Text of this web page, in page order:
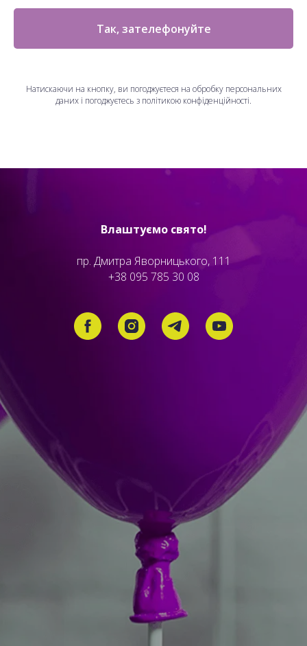
Так, зателефонуйте
Натискаючи на кнопку, ви погоджуєтеся на обробку персональних
даних і погоджуєтесь з політикою конфіденційності.
Влаштуємо свято!
пр. Дмитра Яворницького, 111
+38 095 785 30 08